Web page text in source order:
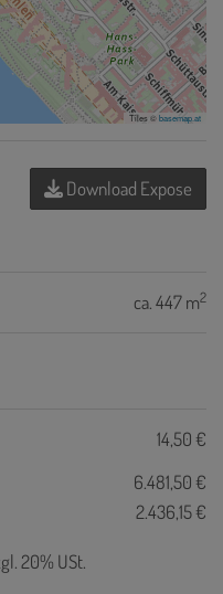
Tiles ©basemap.at
Download Expose
ca. 447 m2
14,50 €
6.481,50 €
2.436,15 €
20% USt.